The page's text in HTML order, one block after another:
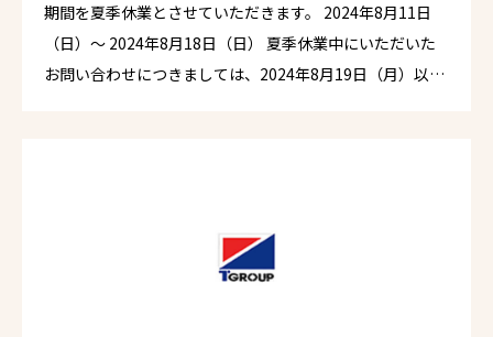
期間を夏季休業とさせていただきます。 2024年8月11日
（日）～ 2024年8月18日（日） 夏季休業中にいただいた
お問い合わせにつきましては、2024年8月19日（月）以降